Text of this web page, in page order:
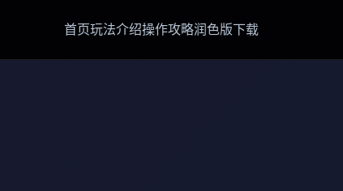
首页玩法介绍操作攻略润色版下载